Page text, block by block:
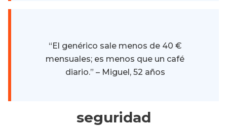
“El genérico sale menos de 40 €
mensuales; es menos que un café
diario.” – Miguel, 52 años
seguridad